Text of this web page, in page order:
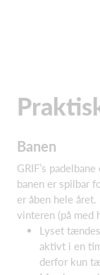
Banen
GRIF’s
banen er spilbar
er åben hele
vinteren (på med
Lyset
aktivt i en
derfor kun